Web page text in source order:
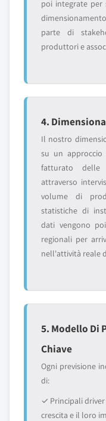
poi integrate per
parte di
produttori e
4.
Il nostro
su un
fatturato delle
attraverso
volume di
statistiche di
dati vengono
regionali per
nell'attività reale
5. Modello Di
Chiave
Ogni previsione
di:
✓ Principali
crescita e il loro